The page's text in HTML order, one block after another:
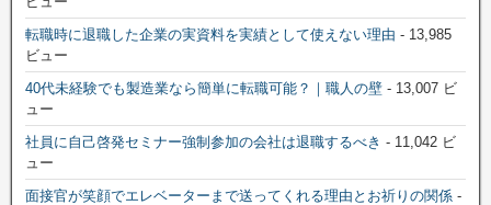
転職時に退職した企業の実資料を実績として使えない理由 - 13,985
ビュー
40代未経験でも製造業なら簡単に転職可能？｜職人の壁 - 13,007 ビ
ュー
社員に自己啓発セミナー強制参加の会社は退職するべき - 11,042 ビ
ュー
面接官が笑顔でエレベーターまで送ってくれる理由とお祈りの関係 -